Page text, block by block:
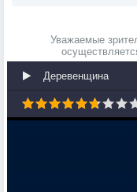
Уважаемые
Деревенщина